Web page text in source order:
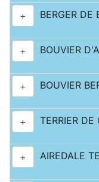
+ BERGER
+ BOUVIER
+ BOUVIER
+ TERRIER
+ AIREDALE